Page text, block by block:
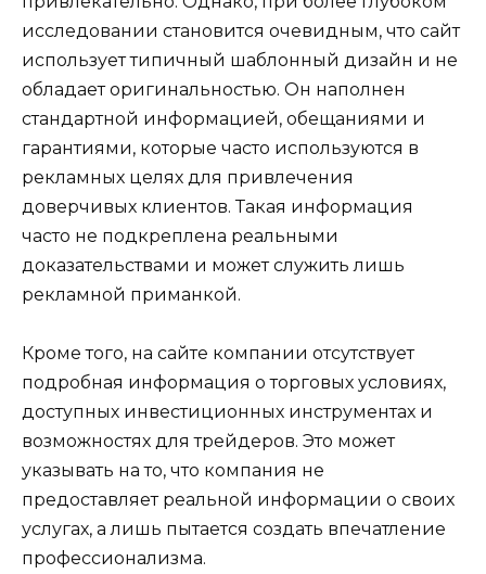
исследовании становится очевидным, что сайт
использует типичный шаблонный дизайн и не
обладает оригинальностью. Он наполнен
стандартной информацией, обещаниями и
гарантиями, которые часто используются в
рекламных целях для привлечения
доверчивых клиентов. Такая информация
часто не подкреплена реальными
доказательствами и может служить лишь
рекламной приманкой.
Кроме того, на сайте компании отсутствует
подробная информация о торговых условиях,
доступных инвестиционных инструментах и
возможностях для трейдеров. Это может
указывать на то, что компания не
предоставляет реальной информации о своих
услугах, а лишь пытается создать впечатление
профессионализма.